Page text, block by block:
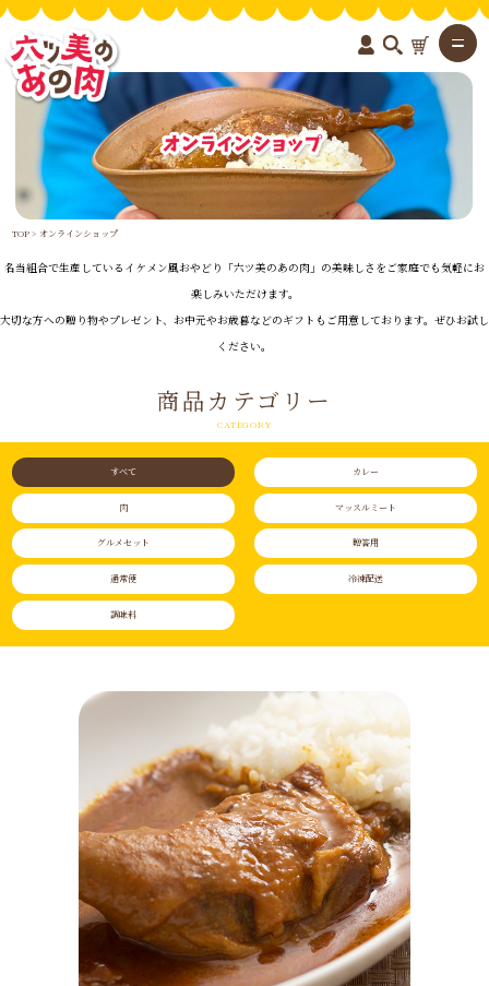
TOP> オンラインショップ
名当組合で生産しているイケメン風おやどり「六ツ美のあの肉」の美味しさをご家庭でも気軽にお
楽しみいただけます。
大切な方への贈り物やプレゼント、お中元やお歳暮などのギフトもご用意しております。ぜひお試し
ください。
商品カテゴリー
CATEGORY
すべて カレー
肉 マッスルミート
グルメセット 贈答用
通常便 冷凍配送
調味料